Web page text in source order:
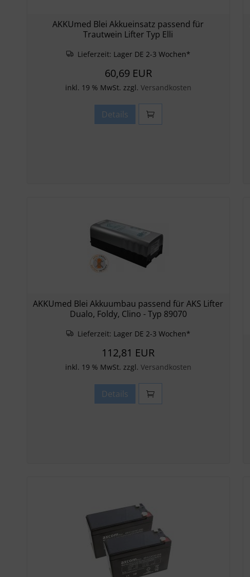
AKKUmed Blei Akkueinsatz passend für
Trautwein Lifter Typ Elli
Lieferzeit: Lager DE 2-3 Wochen*
60,69 EUR
inkl. 19 % MwSt. zzgl. Versandkosten
Details
AKKUmed Blei Akkuumbau passend für AKS Lifter
Dualo, Foldy, Clino - Typ 89070
Lieferzeit: Lager DE 2-3 Wochen*
112,81 EUR
inkl. 19 % MwSt. zzgl. Versandkosten
Details